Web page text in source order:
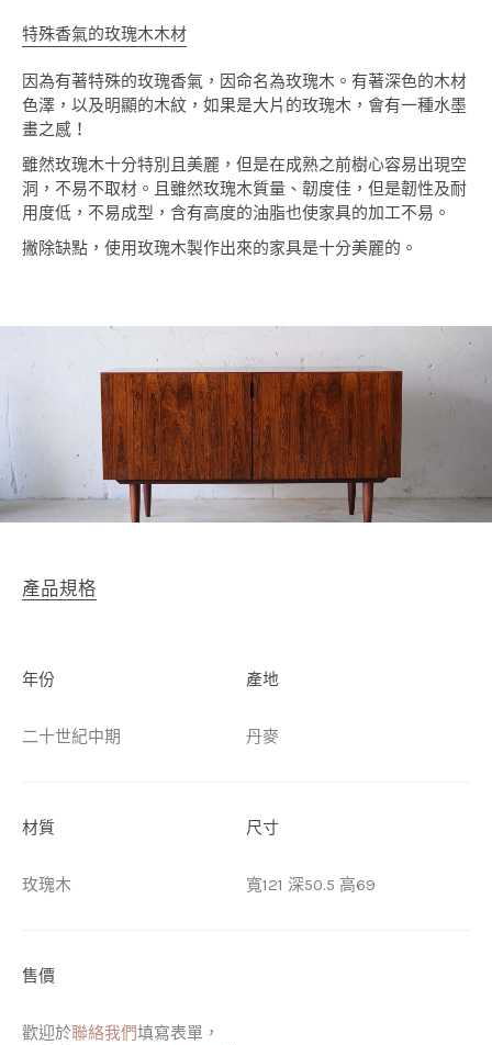
特殊香氣的玫瑰木木材
因為有著特殊的玫瑰香氣，因命名為玫瑰木。有著深色的木材
色澤，以及明顯的木紋，如果是大片的玫瑰木，會有一種水墨
畫之感！
雖然玫瑰木十分特別且美麗，但是在成熟之前樹心容易出現空
洞，不易不取材。且雖然玫瑰木質量、韌度佳，但是韌性及耐
用度低，不易成型，含有高度的油脂也使家具的加工不易。
撇除缺點，使用玫瑰木製作出來的家具是十分美麗的。
產品規格
年份
二十世紀中期
產地
丹麥
材質
玫瑰木
尺寸
寬121 深50.5 高69
售價
歡迎於聯絡我們填寫表單，